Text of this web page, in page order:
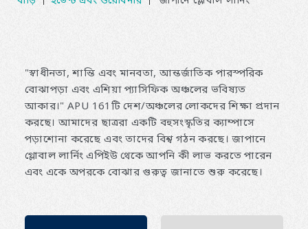
"স্বাধীনতা, শান্তি এবং মানবতা, আন্তর্জাতিক পারস্পরিক
বোঝাপড়া এবং এশিয়া প্যাসিফিক অঞ্চলের ভবিষ্যত
আকার।" APU 161টি দেশ/অঞ্চলের লোকদের শিক্ষা প্রদান
করছে। আমাদের ছাত্ররা একটি বহুসংস্কৃতির ক্যাম্পাসে
পড়াশোনা করেছে এবং তাদের বিশ্ব গঠন করছে। জাপানে
গ্লোবাল লার্নিং এপিইউ থেকে আপনি কী লাভ করতে পারেন
এবং একে অপরকে বোঝার গুরুত্ব জানাতে শুরু করেছে।